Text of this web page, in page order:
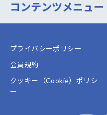
コンテンツメニュー
プライバシーポリシー
会員規約
クッキー（Cookie）ポリシ
ー